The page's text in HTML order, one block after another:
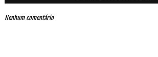
Nenhum comentário